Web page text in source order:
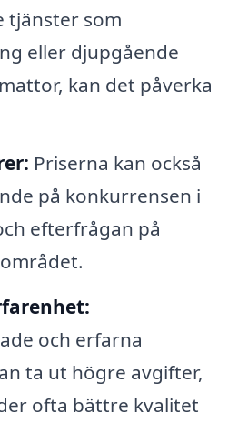
tjänster som
eller djupgående
kan det påverka
Priserna kan också
på konkurrensen i
efterfrågan på
och erfarna
ta ut högre avgifter,
ofta bättre kvalitet